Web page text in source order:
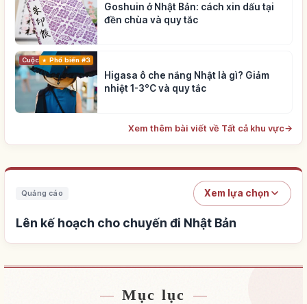
Goshuin ở Nhật Bản: cách xin dấu tại
đền chùa và quy tắc
Cuộc sốngPhổ biến #3
Higasa ô che nắng Nhật là gì? Giảm
nhiệt 1-3°C và quy tắc
Xem thêm bài viết về Tất cả khu vực→
Quảng cáo Xem lựa chọn
Lên kế hoạch cho chuyến đi Nhật Bản
Tìm chỗ ở gần Nhật Bản
Mục lục